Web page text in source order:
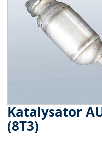
Katalysator
(8T3)
afbeeldingen-
Ga
naar
het